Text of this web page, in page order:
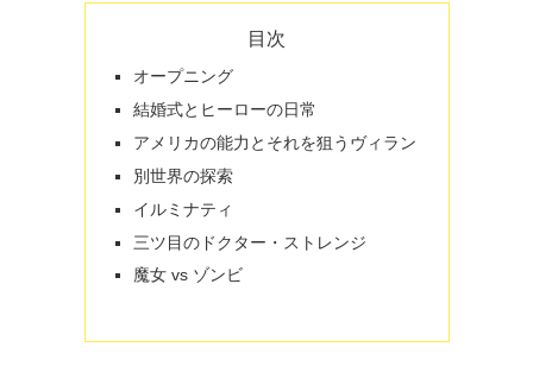
目次
オープニング
結婚式とヒーローの日常
アメリカの能力とそれを狙うヴィラン
別世界の探索
イルミナティ
三ツ目のドクター・ストレンジ
魔女 vs ゾンビ